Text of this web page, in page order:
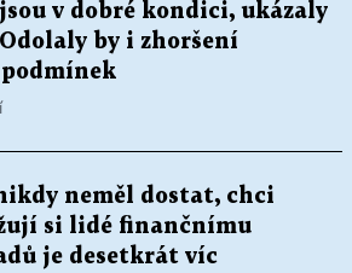
v dobré kondici, ukázaly
by i zhoršení
neměl dostat, chci
si lidé finančnímu
je desetkrát víc